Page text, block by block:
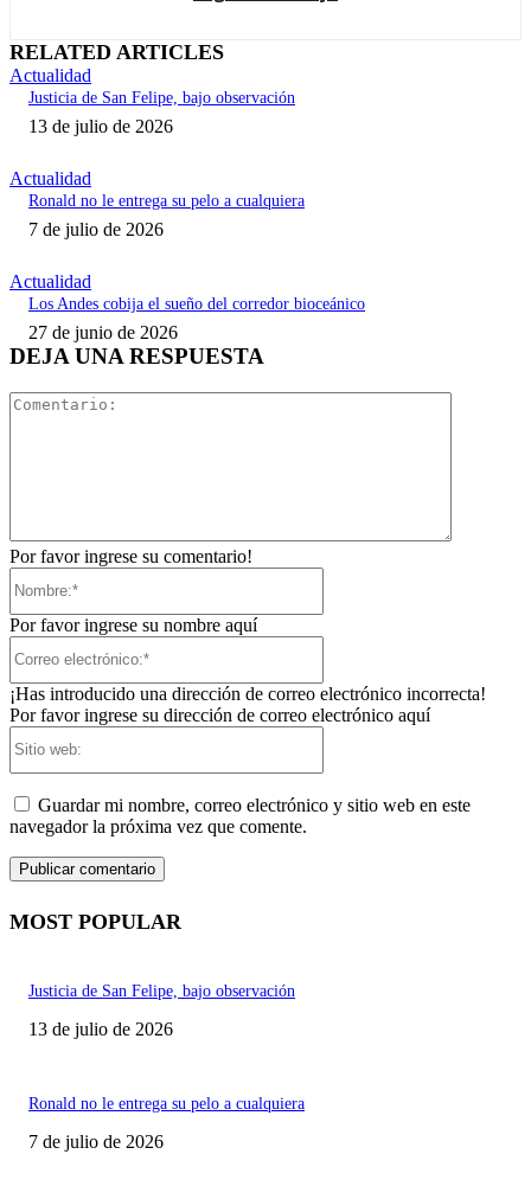
RELATED ARTICLES
Actualidad
Justicia de San Felipe, bajo observación
13 de julio de 2026
Actualidad
Ronald no le entrega su pelo a cualquiera
7 de julio de 2026
Actualidad
Los Andes cobija el sueño del corredor bioceánico
27 de junio de 2026
DEJA UNA RESPUESTA
Por favor ingrese su comentario!
Por favor ingrese su nombre aquí
¡Has introducido una dirección de correo electrónico incorrecta!
Por favor ingrese su dirección de correo electrónico aquí
Guardar mi nombre, correo electrónico y sitio web en este
navegador la próxima vez que comente.
MOST POPULAR
Justicia de San Felipe, bajo observación
13 de julio de 2026
Ronald no le entrega su pelo a cualquiera
7 de julio de 2026